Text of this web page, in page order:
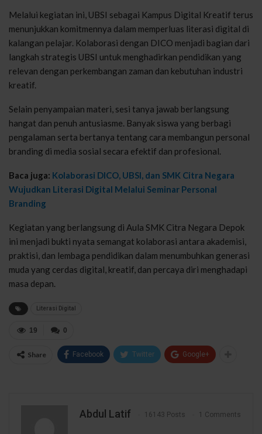
Melalui kegiatan ini, UBSI sebagai Kampus Digital Kreatif terus
menunjukkan komitmennya dalam memperluas literasi digital di
kalangan pelajar. Kolaborasi dengan DICO menjadi bagian dari
langkah strategis UBSI untuk menghadirkan pendidikan yang
relevan dengan perkembangan zaman dan kebutuhan industri
kreatif.
Selain penyampaian materi, sesi tanya jawab berlangsung
hangat dan penuh antusiasme. Banyak siswa yang berbagi
pengalaman serta bertanya tentang cara membangun personal
branding di media sosial secara efektif dan profesional.
Baca juga: Kolaborasi DICO, UBSI, dan SMK Citra Negara
Wujudkan Literasi Digital Melalui Seminar Personal
Branding
Kegiatan yang berlangsung di Aula SMK Citra Negara Depok
ini menjadi bukti nyata semangat kolaborasi antara akademisi,
praktisi, dan lembaga pendidikan dalam menumbuhkan generasi
muda yang cerdas digital, kreatif, dan percaya diri menghadapi
masa depan.
Literasi Digital
0
19
Share Facebook Twitter Google+
Abdul Latif 16143 Posts 1 Comments